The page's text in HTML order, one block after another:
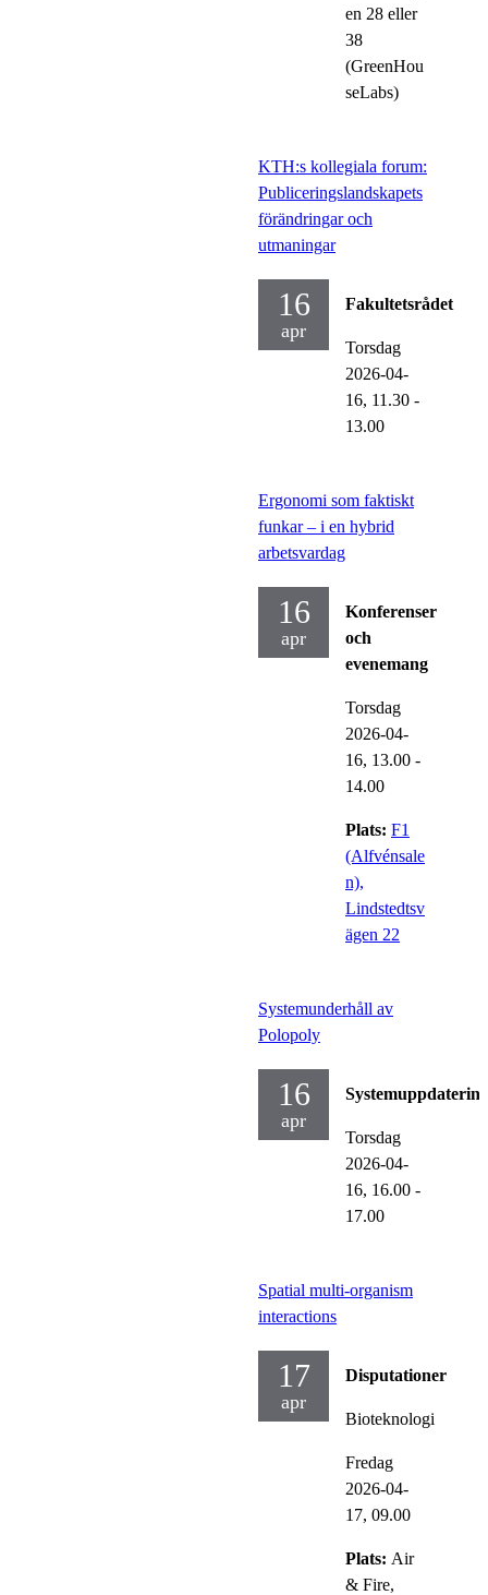
en 28 eller
38
(GreenHou
seLabs)
KTH:s kollegiala forum:
Publiceringslandskapets
förändringar och
utmaningar
16
apr
Fakultetsrådet
Torsdag
2026-04-
16, 11.30 -
13.00
Ergonomi som faktiskt
funkar – i en hybrid
arbetsvardag
16
apr
Konferenser
och
evenemang
Torsdag
2026-04-
16, 13.00 -
14.00
Plats: F1
(Alfvénsale
n),
Lindstedtsv
ägen 22
Systemunderhåll av
Polopoly
16
apr
Torsdag
2026-04-
16, 16.00 -
17.00
Spatial multi-organism
interactions
17
apr
Disputationer
Bioteknologi
Fredag
2026-04-
17, 09.00
Plats: Air
& Fire,